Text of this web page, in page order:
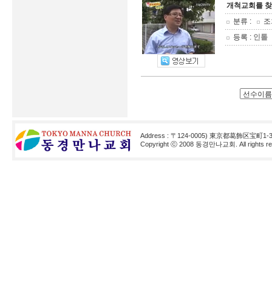
개척교회를
분류 :
조
등록 : 인톨
Address : 〒124-0005) 東京都葛飾区宝町1-
Copyright ⓒ 2008 동경만나교회. All rights